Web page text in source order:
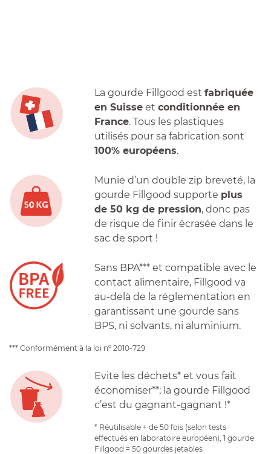
La gourde Fillgood est fabriquée
en Suisseet conditionnée en
France. Tous les plastiques
utilisés pour sa fabrication sont
100% européens.
Munie d’un double zip breveté, la
gourde Fillgood supporte plus
de 50 kg de pression, donc pas
de risque de finir écrasée dans le
sac de sport !
Sans BPA*** et compatible avec le
contact alimentaire, Fillgood va
au-delà de la réglementation en
garantissant une gourde sans
BPS, ni solvants, ni aluminium.
*** Conformément à la loi nº 2010-729
Evite les déchets* et vous fait
économiser**; la gourde Fillgood
c’est du gagnant-gagnant !*
* Réutilisable + de 50 fois (selon tests
effectués en laboratoire européen), 1 gourde
Fillgood = 50 gourdes jetables